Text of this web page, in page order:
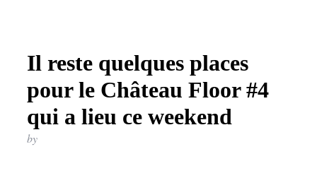
Il reste quelques places
pour le Château Floor #4
qui a lieu ce weekend
by